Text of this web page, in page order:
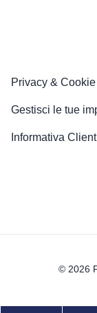
Privacy &
Gestisci le tue
Informativa
© 2026